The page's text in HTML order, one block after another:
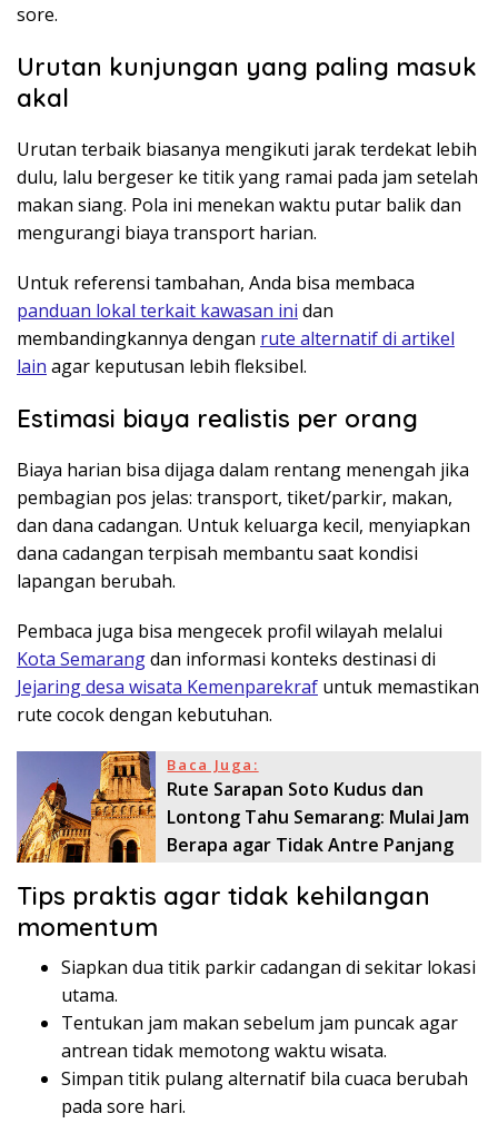
sore.
Urutan kunjungan yang paling masuk
akal
Urutan terbaik biasanya mengikuti jarak terdekat lebih
dulu, lalu bergeser ke titik yang ramai pada jam setelah
makan siang. Pola ini menekan waktu putar balik dan
mengurangi biaya transport harian.
Untuk referensi tambahan, Anda bisa membaca
panduan lokal terkait kawasan ini dan
membandingkannya dengan rute alternatif di artikel
lain agar keputusan lebih fleksibel.
Estimasi biaya realistis per orang
Biaya harian bisa dijaga dalam rentang menengah jika
pembagian pos jelas: transport, tiket/parkir, makan,
dan dana cadangan. Untuk keluarga kecil, menyiapkan
dana cadangan terpisah membantu saat kondisi
lapangan berubah.
Pembaca juga bisa mengecek profil wilayah melalui
Kota Semarangdan informasi konteks destinasi di
Jejaring desa wisata Kemenparekraf untuk memastikan
rute cocok dengan kebutuhan.
Baca Juga:
Rute Sarapan Soto Kudus dan
Lontong Tahu Semarang: Mulai Jam
Berapa agar Tidak Antre Panjang
Tips praktis agar tidak kehilangan
momentum
Siapkan dua titik parkir cadangan di sekitar lokasi
utama.
Tentukan jam makan sebelum jam puncak agar
antrean tidak memotong waktu wisata.
Simpan titik pulang alternatif bila cuaca berubah
pada sore hari.